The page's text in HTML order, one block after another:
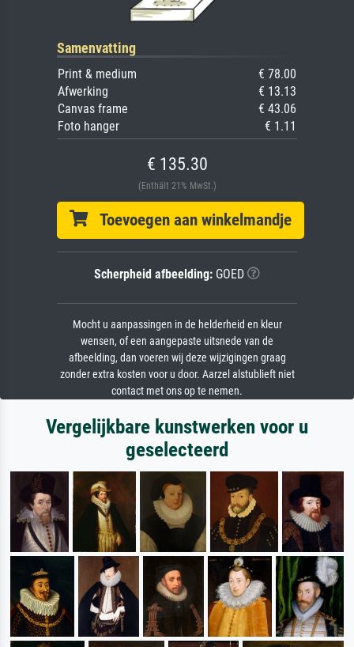
Samenvatting
Print & medium
€ 78.00
Afwerking
€ 13.13
Canvas frame
€ 43.06
Foto hanger
€ 1.11
€ 135.30
(Enthält 21% MwSt.)
Toevoegen aan winkelmandje
Scherpheid afbeelding: GOED
Mocht u aanpassingen in de helderheid en kleur
wensen, of een aangepaste uitsnede van de
afbeelding, dan voeren wij deze wijzigingen graag
zonder extra kosten voor u door. Aarzel alstublieft niet
contact met ons op te nemen.
Vergelijkbare kunstwerken voor u
geselecteerd